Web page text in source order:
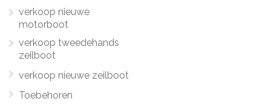
verkoop nieuwe
motorboot
verkoop tweedehands
zeilboot
verkoop nieuwe zeilboot
Toebehoren